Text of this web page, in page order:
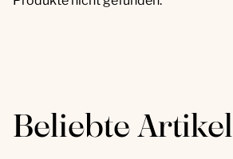
Beliebte Artikel